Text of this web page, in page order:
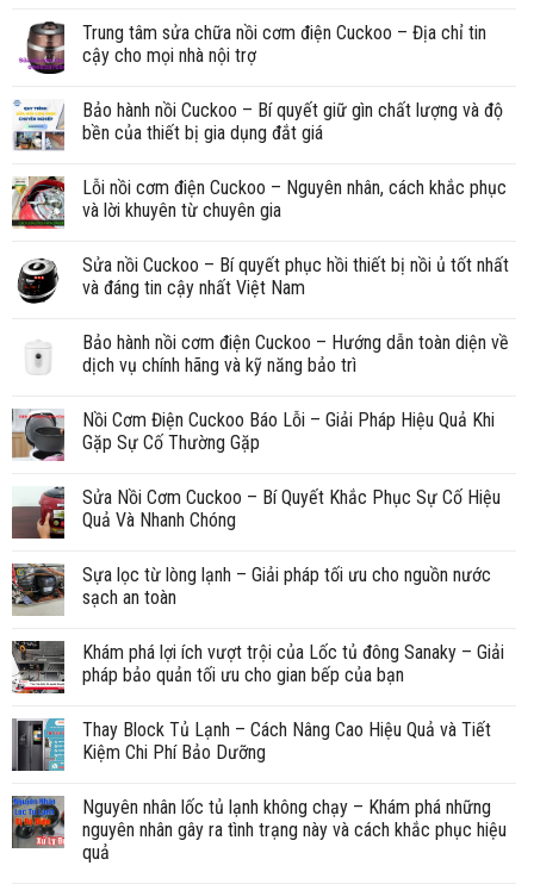
Trung tâm sửa chữa nồi cơm điện Cuckoo – Địa chỉ tin
cậy cho mọi nhà nội trợ
Bảo hành nồi Cuckoo – Bí quyết giữ gìn chất lượng và độ
bền của thiết bị gia dụng đắt giá
Lỗi nồi cơm điện Cuckoo – Nguyên nhân, cách khắc phục
và lời khuyên từ chuyên gia
Sửa nồi Cuckoo – Bí quyết phục hồi thiết bị nồi ủ tốt nhất
và đáng tin cậy nhất Việt Nam
Bảo hành nồi cơm điện Cuckoo – Hướng dẫn toàn diện về
dịch vụ chính hãng và kỹ năng bảo trì
Nồi Cơm Điện Cuckoo Báo Lỗi – Giải Pháp Hiệu Quả Khi
Gặp Sự Cố Thường Gặp
Sửa Nồi Cơm Cuckoo – Bí Quyết Khắc Phục Sự Cố Hiệu
Quả Và Nhanh Chóng
Sựa lọc từ lòng lạnh – Giải pháp tối ưu cho nguồn nước
sạch an toàn
Khám phá lợi ích vượt trội của Lốc tủ đông Sanaky – Giải
pháp bảo quản tối ưu cho gian bếp của bạn
Thay Block Tủ Lạnh – Cách Nâng Cao Hiệu Quả và Tiết
Kiệm Chi Phí Bảo Dưỡng
Nguyên nhân lốc tủ lạnh không chạy – Khám phá những
nguyên nhân gây ra tình trạng này và cách khắc phục hiệu
quả